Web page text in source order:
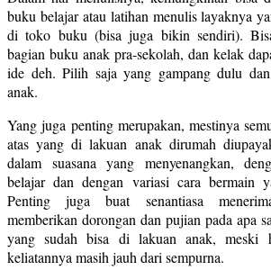
buku belajar atau latihan menulis layaknya
di toko buku (bisa juga bikin sendiri).
bagian buku anak pra-sekolah, dan kelak
ide deh. Pilih saja yang gampang dulu
anak.
Yang juga penting merupakan, mestinya
atas yang di lakuan anak dirumah
dalam suasana yang menyenangkan,
belajar dan dengan variasi cara bermain
Penting juga buat senantiasa
memberikan dorongan dan pujian pada apa
yang sudah bisa di lakuan anak, meski
keliatannya masih jauh dari sempurna.